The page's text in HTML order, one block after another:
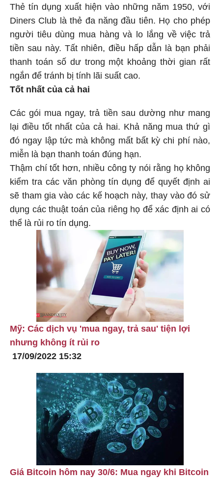
Thẻ tín dụng xuất hiện vào những năm 1950, với
Diners Club là thẻ đa năng đầu tiên. Họ cho phép
người tiêu dùng mua hàng và lo lắng về việc trả
tiền sau này. Tất nhiên, điều hấp dẫn là bạn phải
thanh toán số dư trong một khoảng thời gian rất
ngắn để tránh bị tính lãi suất cao.
Tốt nhất của cả hai
Các gói mua ngay, trả tiền sau dường như mang
lại điều tốt nhất của cả hai. Khả năng mua thứ gì
đó ngay lập tức mà không mất bất kỳ chi phí nào,
miễn là bạn thanh toán đúng hạn.
Thậm chí tốt hơn, nhiều công ty nói rằng họ không
kiểm tra các văn phòng tín dụng để quyết định ai
sẽ tham gia vào các kế hoạch này, thay vào đó sử
dụng các thuật toán của riêng họ để xác định ai có
thể là rủi ro tín dụng.
Mỹ: Các dịch vụ 'mua ngay, trả sau' tiện lợi
nhưng không ít rủi ro
17/09/2022 15:32
Giá Bitcoin hôm nay 30/6: Mua ngay khi Bitcoin